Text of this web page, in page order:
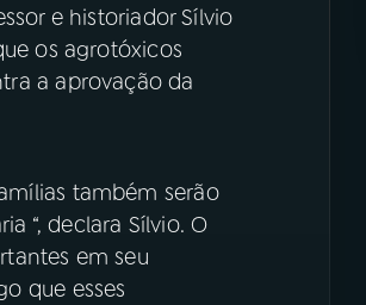
e historiador Sílvio
os agrotóxicos
a aprovação da
também serão
“, declara Sílvio. O
em seu
que esses